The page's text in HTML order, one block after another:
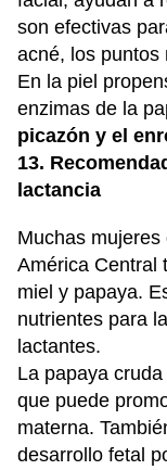
son efectivas
acné, los puntos
En la piel
enzimas de la
picazón y el
13.
lactancia
Muchas
América Central
miel y papaya.
nutrientes para
lactantes.
La papaya
que puede
materna.
desarrollo fetal